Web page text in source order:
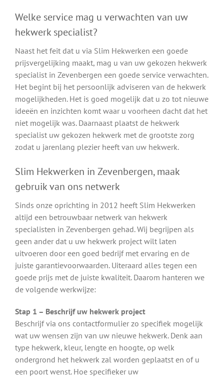
Welke service mag u verwachten van uw
hekwerk specialist?
Naast het feit dat u via Slim Hekwerken een goede
prijsvergelijking maakt, mag u van uw gekozen hekwerk
specialist in Zevenbergen een goede service verwachten.
Het begint bij het persoonlijk adviseren van de hekwerk
mogelijkheden. Het is goed mogelijk dat u zo tot nieuwe
ideeën en inzichten komt waar u voorheen dacht dat het
niet mogelijk was. Daarnaast plaatst de hekwerk
specialist uw gekozen hekwerk met de grootste zorg
zodat u jarenlang plezier heeft van uw hekwerk.
Slim Hekwerken in Zevenbergen, maak
gebruik van ons netwerk
Sinds onze oprichting in 2012 heeft Slim Hekwerken
altijd een betrouwbaar netwerk van hekwerk
specialisten in Zevenbergen gehad. Wij begrijpen als
geen ander dat u uw hekwerk project wilt laten
uitvoeren door een goed bedrijf met ervaring en de
juiste garantievoorwaarden. Uiteraard alles tegen een
goede prijs met de juiste kwaliteit. Daarom hanteren we
de volgende werkwijze:
Stap 1 – Beschrijf uw hekwerk project
Beschrijf via ons contactformulier zo specifiek mogelijk
wat uw wensen zijn van uw nieuwe hekwerk. Denk aan
type hekwerk, kleur, lengte en hoogte, op welk
ondergrond het hekwerk zal worden geplaatst en of u
een poort wenst. Hoe specifieker uw